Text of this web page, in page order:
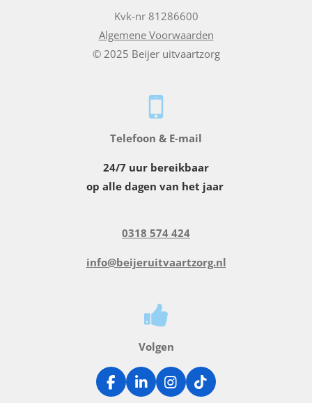
Kvk-nr 81286600
Algemene Voorwaarden
© 2025 Beijer uitvaartzorg
Telefoon & E-mail
24/7 uur bereikbaar
op alle dagen van het jaar
0318 574 424
info@beijeruitvaartzorg.nl
Volgen
F
L
I
T